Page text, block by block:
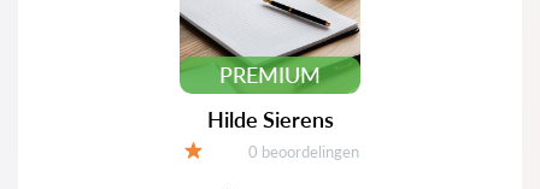
PREMIUM
Hilde Sierens
Beoordelingen:
0 beoordelingen